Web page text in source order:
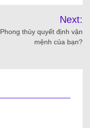
Next:
Phong thủy quyết định vận
mệnh của bạn?